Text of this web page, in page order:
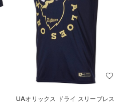
UAオリックス ドライ スリーブレス